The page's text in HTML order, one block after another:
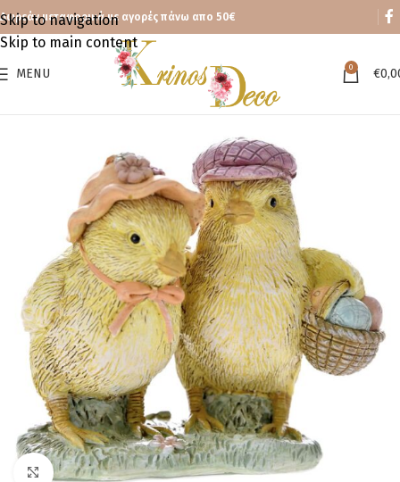
Skip to navigation
Skip to main content
Δωρεάν μεταφορικά με αγορές πάνω απο 50€
MENU 0 €
Click to enlarge